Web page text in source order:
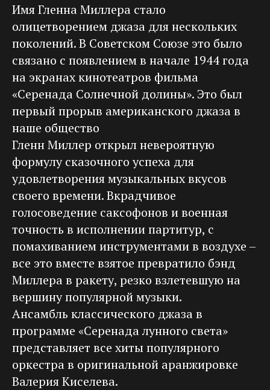
Имя Гленна Миллера стало
олицетворением джаза для нескольких
поколений. В Советском Союзе это было
связано с появлением в начале 1944 года
на экранах кинотеатров фильма
«Серенада Солнечной долины». Это был
первый прорыв американского джаза в
наше общество
Гленн Миллер открыл невероятную
формулу сказочного успеха для
удовлетворения музыкальных вкусов
своего времени. Вкрадчивое
голосоведение саксофонов и военная
точность в исполнении партитур, с
помахиванием инструментами в воздухе –
все это вместе взятое превратило бэнд
Миллера в ракету, резко взлетевшую на
вершину популярной музыки.
Ансамбль классического джаза в
программе «Серенада лунного света»
представляет все хиты популярного
оркестра в оригинальной аранжировке
Валерия Киселева.